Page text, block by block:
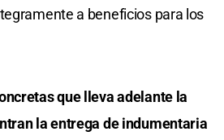
a beneficios para los
que lleva adelante la
la entrega de indumentaria